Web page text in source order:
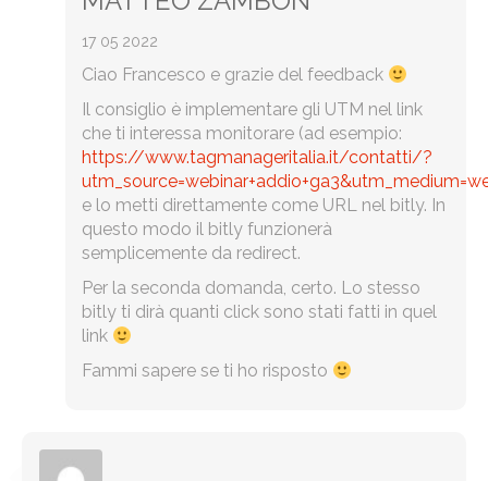
17 05 2022
Ciao Francesco e grazie del feedback
Il consiglio è implementare gli UTM nel link
che ti interessa monitorare (ad esempio:
https://www.tagmanageritalia.it/contatti/?
e lo metti direttamente come URL nel bitly. In
questo modo il bitly funzionerà
semplicemente da redirect.
Per la seconda domanda, certo. Lo stesso
bitly ti dirà quanti click sono stati fatti in quel
link
Fammi sapere se ti ho risposto